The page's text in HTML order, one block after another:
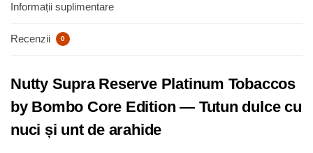
Informații suplimentare
Recenzii 0
Nutty Supra Reserve Platinum Tobaccos
by Bombo Core Edition — Tutun dulce cu
nuci și unt de arahide